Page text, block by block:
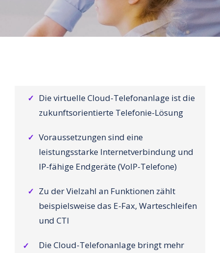
✓ Die virtuelle Cloud-Telefonanlage ist die
zukunftsorientierte Telefonie-Lösung
✓ Voraussetzungen sind eine
leistungsstarke Internetverbindung und
IP-fähige Endgeräte (VoIP-Telefone)
✓ Zu der Vielzahl an Funktionen zählt
beispielsweise das E-Fax, Warteschleifen
und CTI
✓
Die Cloud-Telefonanlage bringt mehr